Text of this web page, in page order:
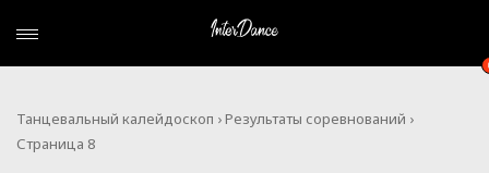
Танцевальный калейдоскоп ›Результаты соревнований ›
Страница 8